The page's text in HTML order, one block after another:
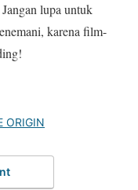
lupa untuk
karena film-
ORIGIN